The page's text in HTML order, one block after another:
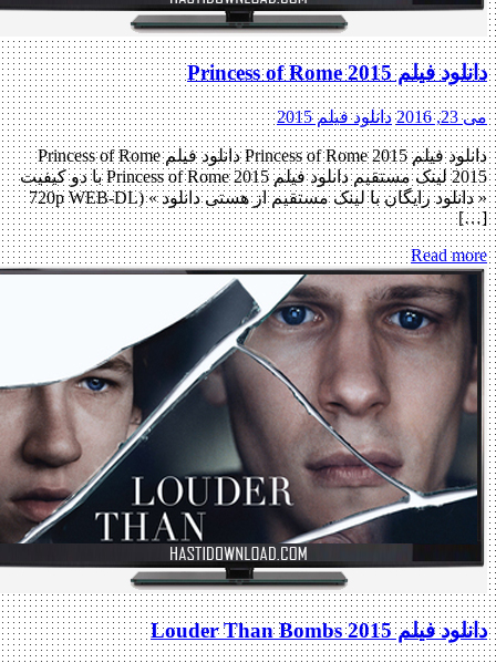
دانلود فیلم Princess of Rome 2015
می 23, 2016 دانلود فیلم 2015
دانلود فیلم Princess of Rome 2015 دانلود فیلم Princess of Rome
2015 لینک مستقیم دانلود فیلم Princess of Rome 2015 با دو کیفیت
« دانلود رایگان با لینک مستقیم از هستی دانلود » (720p WEB-DL
[…]
Read more
دانلود فیلم Louder Than Bombs 2015